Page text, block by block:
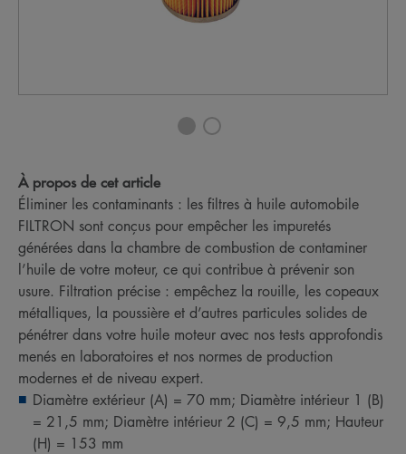
À propos de cet article
Éliminer les contaminants : les filtres à huile automobile
FILTRON sont conçus pour empêcher les impuretés
générées dans la chambre de combustion de contaminer
l’huile de votre moteur, ce qui contribue à prévenir son
usure. Filtration précise : empêchez la rouille, les copeaux
métalliques, la poussière et d’autres particules solides de
pénétrer dans votre huile moteur avec nos tests approfondis
menés en laboratoires et nos normes de production
modernes et de niveau expert.
Diamètre extérieur (A) = 70 mm; Diamètre intérieur 1 (B)
= 21,5 mm; Diamètre intérieur 2 (C) = 9,5 mm; Hauteur
(H) = 153 mm